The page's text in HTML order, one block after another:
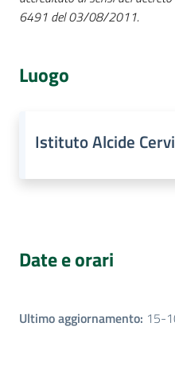
6491 del 03/08/2011.
Luogo
Istituto Alcide
Date e orari
Ultimo aggiornamento: 15-